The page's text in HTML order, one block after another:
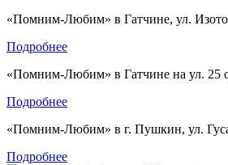
«Помним-Любим» в Гатчине, ул.
Подробнее
«Помним-Любим» в Гатчине на ул. 25
Подробнее
«Помним-Любим» в г. Пушкин, ул.
Подробнее